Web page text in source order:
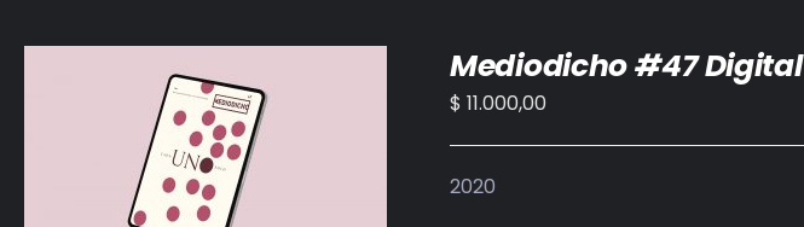
AÑADIR AL CARRITO /
Mediodicho #47 Digital
$ 11.000,00
2020